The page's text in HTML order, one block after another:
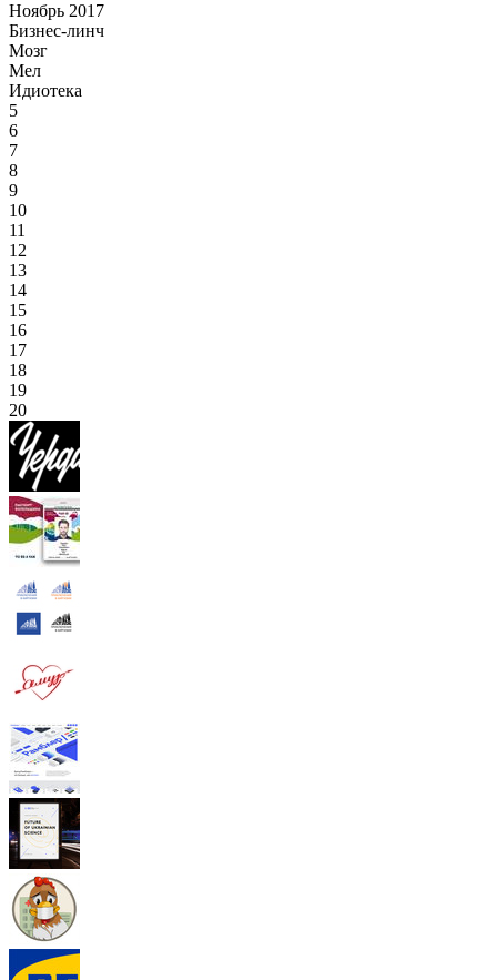
Ноябрь 2017
Бизнес-линч
Мозг
Мел
Идиотека
5
6
7
8
9
10
11
12
13
14
15
16
17
18
19
20